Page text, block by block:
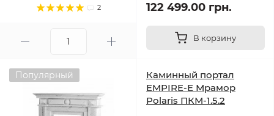
2 122 499.00 грн.
В корзину
Популярный
Каминный портал
EMPIRE-Е Мрамор
Polaris ПКМ-1.5.2